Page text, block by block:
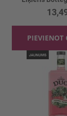
PIEVIENOT